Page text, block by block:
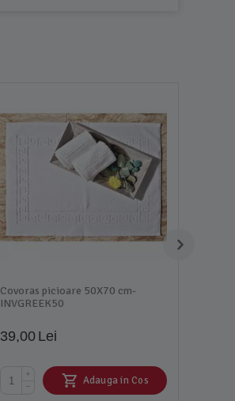
Covoras picioare 50X70 cm-
INVGREEK50
39,00 Lei
+
−
Adauga in Cos